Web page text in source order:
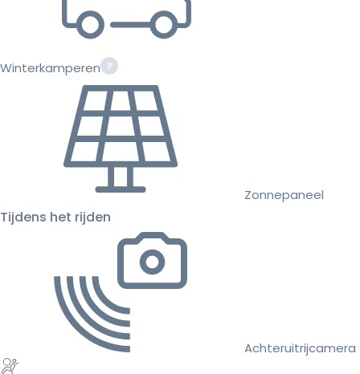
Winterkamperen
Zonnepaneel
Tijdens het rijden
Achteruitrijcamera